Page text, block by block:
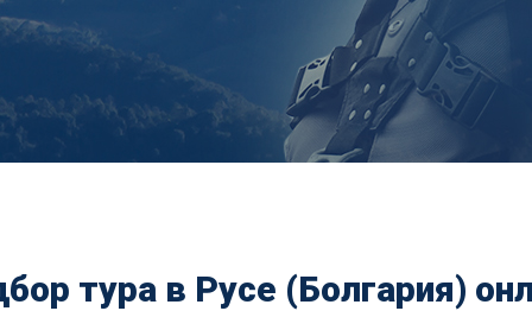
тура в Русе (Болгария)